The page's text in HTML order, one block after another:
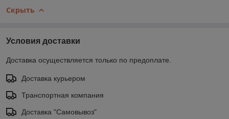
Скрыть
Условия доставки
Доставка осуществляется только по предоплате.
Доставка курьером
Транспортная компания
Доставка "Самовывоз"